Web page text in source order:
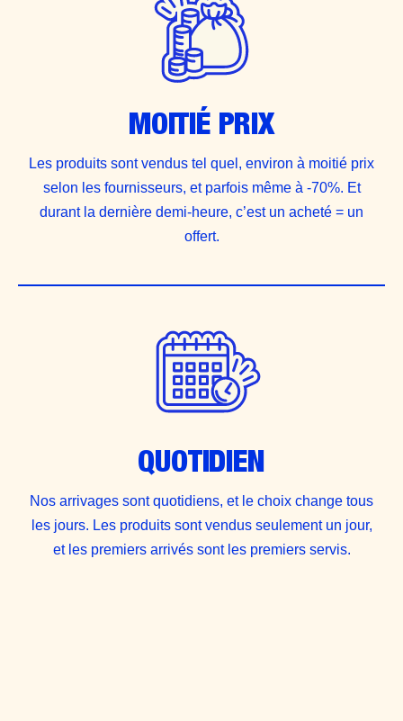
MOITIÉ PRIX
Les produits sont vendus tel quel, environ à moitié prix
selon les fournisseurs, et parfois même à -70%. Et
durant la dernière demi-heure, c’est un acheté = un
offert.
QUOTIDIEN
Nos arrivages sont quotidiens, et le choix change tous
les jours. Les produits sont vendus seulement un jour,
et les premiers arrivés sont les premiers servis.